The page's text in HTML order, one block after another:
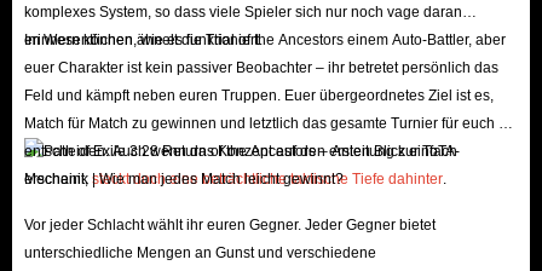
komplexes System, so dass viele Spieler sich nur noch vage daran
erinnern können, wie es funktioniert.
Im Wesentlichen ähnelt die Trial of the Ancestors einem Auto-Battler, aber
euer Charakter ist kein passiver Beobachter – ihr betretet persönlich das
Feld und kämpft neben euren Truppen. Euer übergeordnetes Ziel ist es,
Match für Match zu gewinnen und letztlich das gesamte Turnier für euch zu
entscheiden. Auch wenn das Konzept auf den ersten Blick einfach
erscheint, steckt doch eine beträchtliche taktische Tiefe dahinter
Vor jeder Schlacht wählt ihr euren Gegner. Jeder Gegner bietet
unterschiedliche Mengen an Gunst und verschiedene